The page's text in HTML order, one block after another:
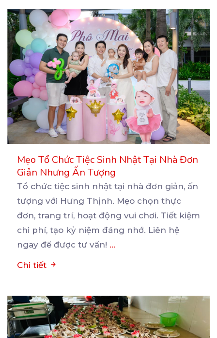
Mẹo Tổ Chức Tiệc Sinh Nhật Tại Nhà Đơn
Giản Nhưng Ấn Tượng
Tổ chức tiệc sinh nhật tại nhà đơn giản, ấn
tượng với Hưng Thịnh. Mẹo chọn thực
đơn, trang trí, hoạt động vui chơi. Tiết kiệm
chi phí, tạo kỷ niệm đáng nhớ. Liên hệ
ngay để được tư vấn! ...
Chi tiết